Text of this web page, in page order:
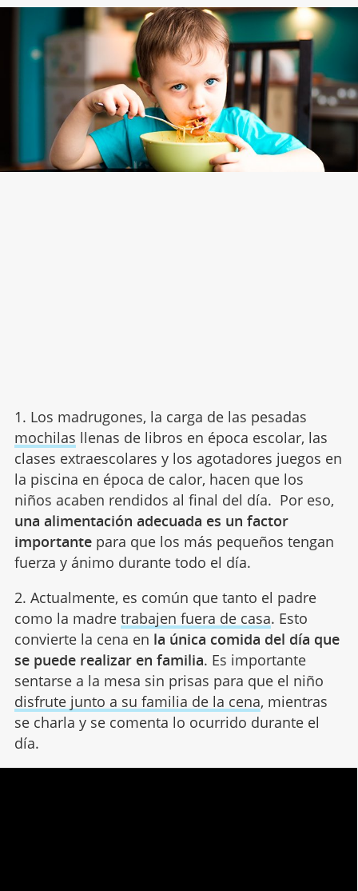
1. Los madrugones, la carga de las pesadas
mochilas llenas de libros en época escolar, las
clases extraescolares y los agotadores juegos en
la piscina en época de calor, hacen que los
niños acaben rendidos al final del día. Por eso,
una alimentación adecuada es un factor
importantepara que los más pequeños tengan
fuerza y ánimo durante todo el día.
2. Actualmente, es común que tanto el padre
como la madre trabajen fuera de casa. Esto
convierte la cena en la única comida del día que
se puede realizar en familia. Es importante
sentarse a la mesa sin prisas para que el niño
disfrute junto a su familia de la cena, mientras
se charla y se comenta lo ocurrido durante el
día.